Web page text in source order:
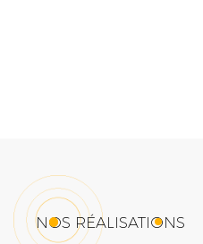
NOS RÉALISATIONS